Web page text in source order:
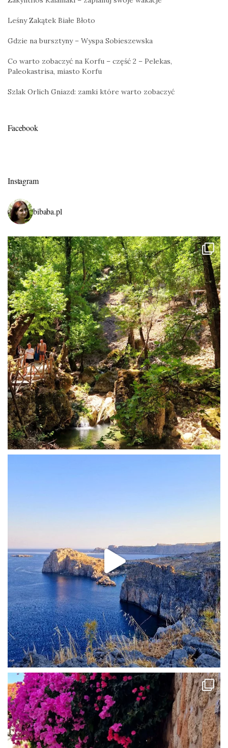
Leśny Zakątek Białe Błoto
Gdzie na bursztyny – Wyspa Sobieszewska
Co warto zobaczyć na Korfu – część 2 – Pelekas,
Paleokastrisa, miasto Korfu
Szlak Orlich Gniazd: zamki które warto zobaczyć
Facebook
Instagram
bibaba.pl